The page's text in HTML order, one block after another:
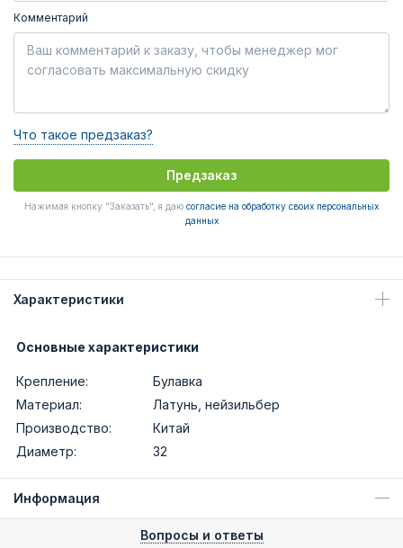
Комментарий
Что такое предзаказ?
Предзаказ
Нажимая кнопку "Заказать", я даю согласие на обработку своих персональных
данных
Характеристики
Основные характеристики
Крепление:
Булавка
Материал:
Латунь, нейзильбер
Производство:
Китай
Диаметр:
32
Информация
Вопросы и ответы